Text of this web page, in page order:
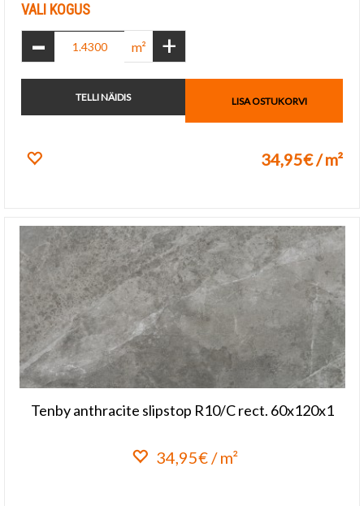
VALI KOGUS
- m² +
TELLI NÄIDIS LISA OSTUKORVI
34,95€ / m²
Tenby anthracite slipstop R10/C rect. 60x120x1
34,95€ / m²